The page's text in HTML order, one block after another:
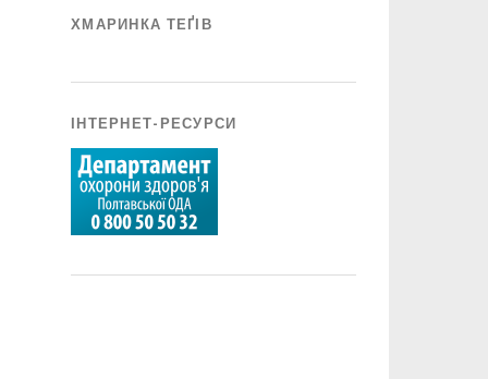
ХМАРИНКА ТЕҐІВ
ІНТЕРНЕТ-РЕСУРСИ